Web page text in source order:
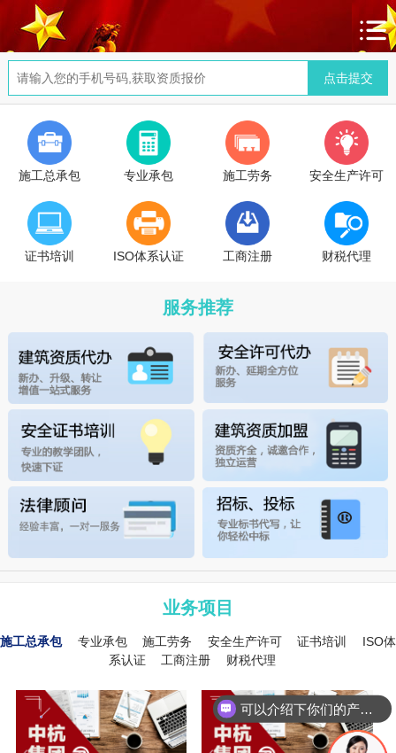
施工总承包 专业承包 施工劳务 安全生产许可
证书培训 ISO体系认证 工商注册 财税代理
服务推荐
业务项目
施工总承包 专业承包 施工劳务 安全生产许可 证书培训
ISO体
系认证
工商注册 财税代理
可以介绍下你们的产品么